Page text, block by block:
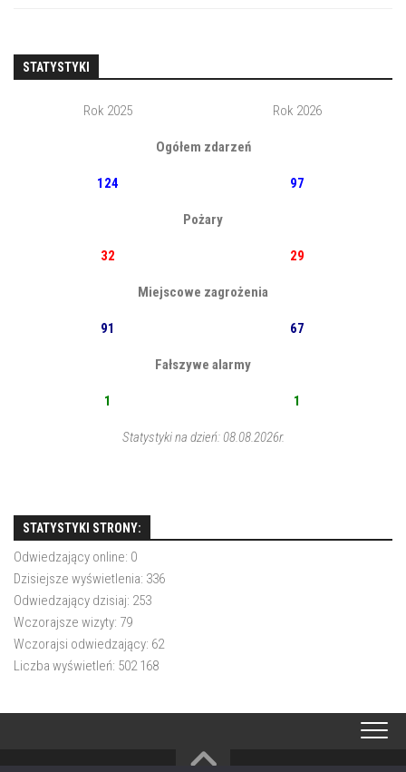
STATYSTYKI
Rok 2025 Rok 2026
Ogółem zdarzeń
124 97
Pożary
32 29
Miejscowe zagrożenia
91 67
Fałszywe alarmy
1 1
Statystyki na dzień: 08.08.2026r.
STATYSTYKI STRONY:
Odwiedzający online: 0
Dzisiejsze wyświetlenia: 336
Odwiedzający dzisiaj: 253
Wczorajsze wizyty: 79
Wczorajsi odwiedzający: 62
Liczba wyświetleń: 502 168